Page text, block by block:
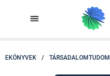
EKÖNYVEK /